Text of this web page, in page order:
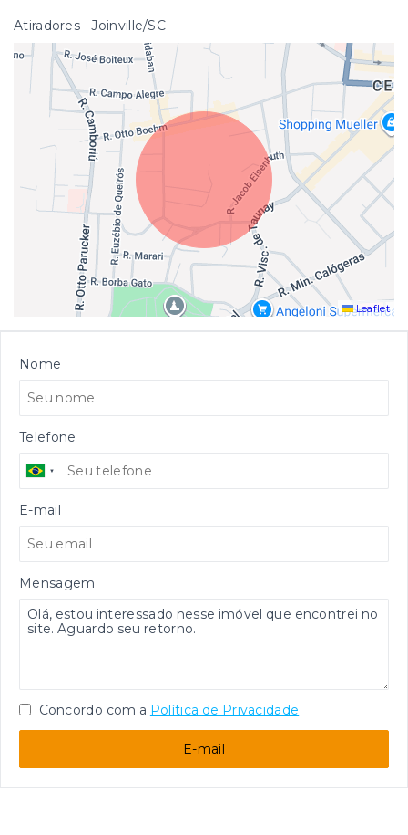
Atiradores - Joinville/SC
Leaflet
Nome
Telefone
E-mail
Mensagem
Concordo com a Política de Privacidade
E-mail